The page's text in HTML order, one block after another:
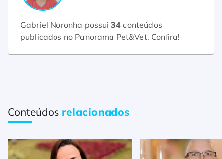
Gabriel Noronha possui 34 conteúdos
publicados no Panorama Pet&Vet. Confira!
Conteúdos relacionados